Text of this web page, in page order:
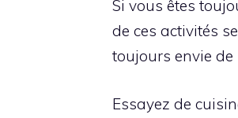
Si vous êtes
de ces activités
toujours envie de
Essayez de